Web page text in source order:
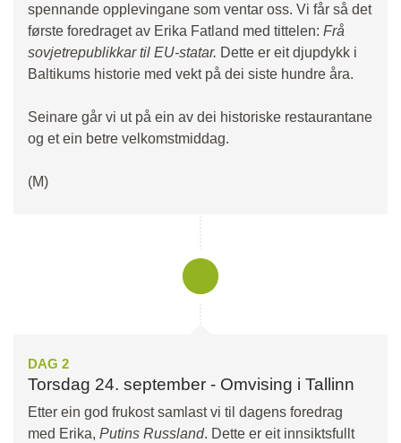
spennande opplevingane som ventar oss. Vi får så det
første foredraget av Erika Fatland med tittelen: Frå
sovjetrepublikkar til EU-statar. Dette er eit djupdykk i
Baltikums historie med vekt på dei siste hundre åra.
Seinare går vi ut på ein av dei historiske restaurantane
og et ein betre velkomstmiddag.
(M)
DAG 2
Torsdag 24. september - Omvising i Tallinn
Etter ein god frukost samlast vi til dagens foredrag
med Erika, Putins Russland. Dette er eit innsiktsfullt